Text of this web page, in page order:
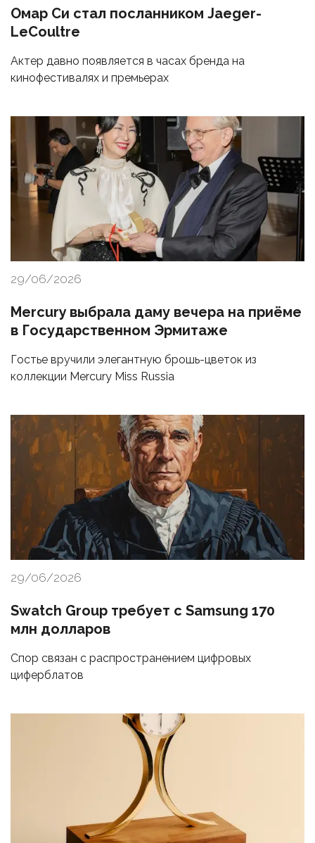
Омар Си стал посланником Jaeger-
LeCoultre
Актер давно появляется в часах бренда на
кинофестивалях и премьерах
29/06/2026
Mercury выбрала даму вечера на приёме
в Государственном Эрмитаже
Гостье вручили элегантную брошь-цветок из
коллекции Mercury Miss Russia
29/06/2026
Swatch Group требует с Samsung 170
млн долларов
Спор связан с распространением цифровых
циферблатов